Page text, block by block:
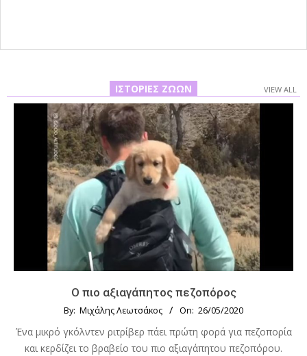
ΙΣΤΟΡΊΕΣ ΖΏΩΝ VIEW ALL
Ο πιο αξιαγάπητος πεζοπόρος
By: Μιχάλης Λεωτσάκος On: 26/05/2020
Ένα μικρό γκόλντεν ριτρίβερ πάει πρώτη φορά για πεζοπορία
και κερδίζει το βραβείο του πιο αξιαγάπητου πεζοπόρου.